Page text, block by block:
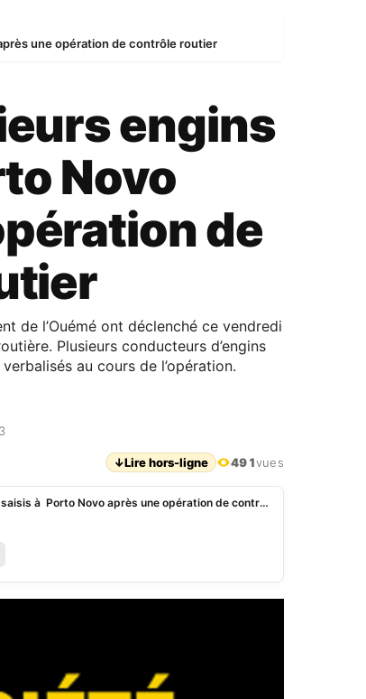
une opération de contrôle routier
engins
Novo
de
de l’Ouémé ont déclenché ce vendredi
Plusieurs conducteurs d’engins
au cours de l’opération.
↓Lire hors-ligne 491vues
Bénin: plusieurs engins saisis à Porto Novo après une opération de contrôle routier